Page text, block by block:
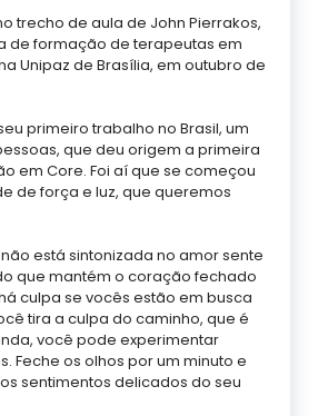
trecho de aula de John Pierrakos,
de formação de terapeutas em
Unipaz de Brasília, em outubro de
primeiro trabalho no Brasil, um
que deu origem a primeira
em Core. Foi aí que se começou
de força e luz, que queremos
está sintonizada no amor sente
que mantém o coração fechado
culpa se vocês estão em busca
tira a culpa do caminho, que é
você pode experimentar
Feche os olhos por um minuto e
sentimentos delicados do seu